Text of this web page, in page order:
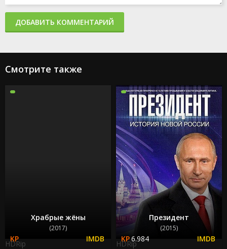
ДОБАВИТЬ КОММЕНТАРИЙ
Смотрите также
Храбрые жёны
(2017)
HDRip
Президент
(2015)
6.984
HDRip